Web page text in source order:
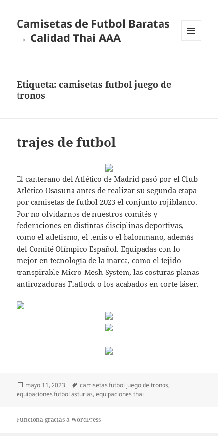
Camisetas de Futbol Baratas
→ Calidad Thai AAA
Etiqueta:camisetas futbol juego de
tronos
trajes de futbol
El canterano del Atlético de Madrid pasó por el Club
Atlético Osasuna antes de realizar su segunda etapa
porcamisetas de futbol 2023 el conjunto rojiblanco.
Por no olvidarnos de nuestros comités y
federaciones en distintas disciplinas deportivas,
como el atletismo, el tenis o el balonmano, además
del Comité Olímpico Español. Equipadas con lo
mejor en tecnología de la marca, como el tejido
transpirable Micro-Mesh System, las costuras planas
antirozaduras Flatlock o los acabados en corte láser.
Publicado
el
mayo 11, 2023 Etiquetas
camisetas futbol juego de tronos,
equipaciones futbol asturias,equipaciones thai
Funciona gracias a WordPress